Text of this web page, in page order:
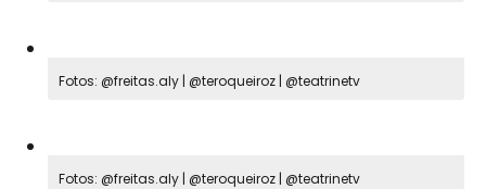
Fotos: @freitas.aly | @teroqueiroz | @teatrinetv
Fotos: @freitas.aly | @teroqueiroz | @teatrinetv